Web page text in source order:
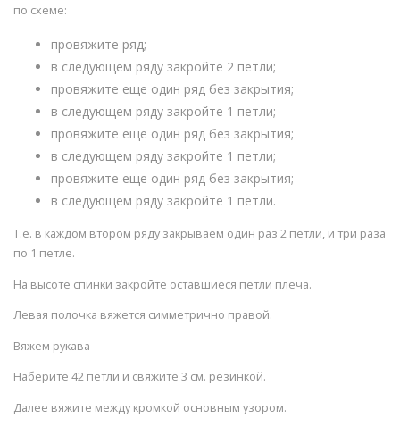
по схеме:
провяжите ряд;
в следующем ряду закройте 2 петли;
провяжите еще один ряд без закрытия;
в следующем ряду закройте 1 петли;
провяжите еще один ряд без закрытия;
в следующем ряду закройте 1 петли;
провяжите еще один ряд без закрытия;
в следующем ряду закройте 1 петли.
Т.е. в каждом втором ряду закрываем один раз 2 петли, и три раза
по 1 петле.
На высоте спинки закройте оставшиеся петли плеча.
Левая полочка вяжется симметрично правой.
Вяжем рукава
Наберите 42 петли и свяжите 3 см. резинкой.
Далее вяжите между кромкой основным узором.